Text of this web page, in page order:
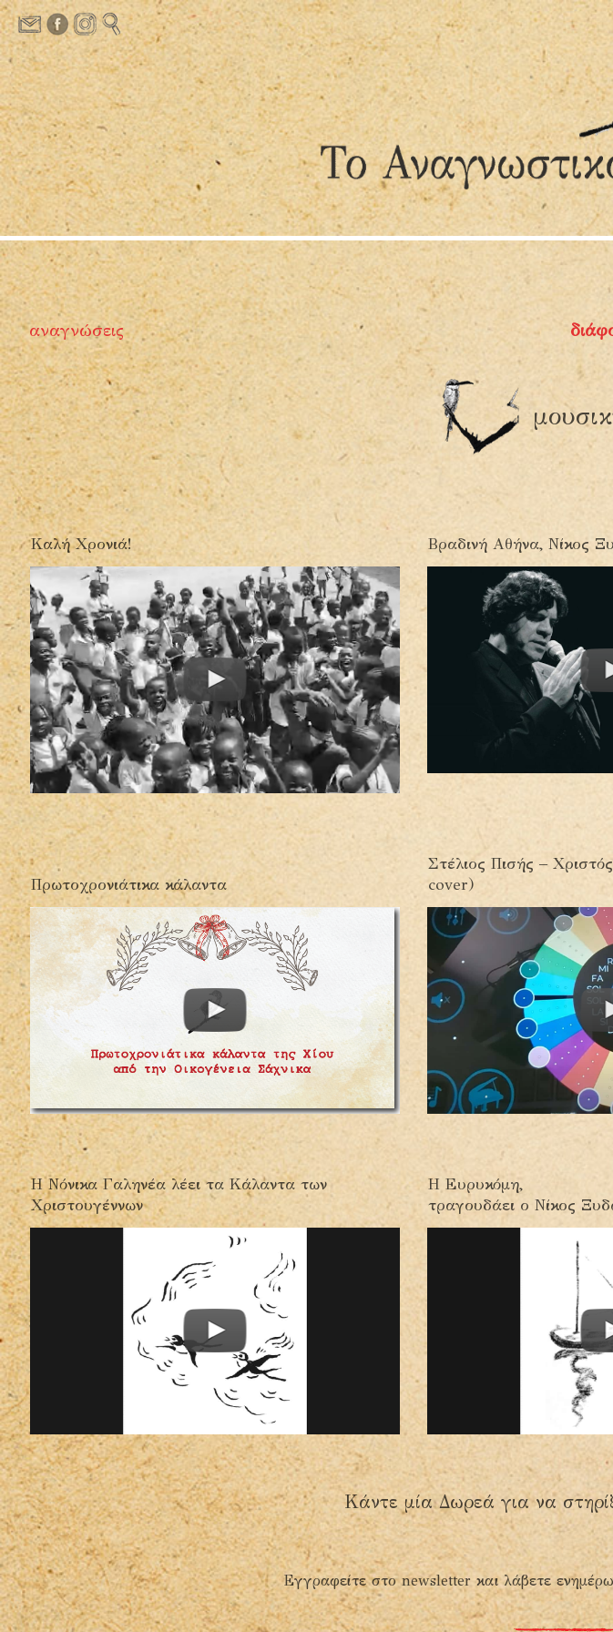
αναγνώσεις
Καλή Χρονιά! Βραδινή Αθήνα, Νίκος
Πρωτοχρονιάτικα κάλαντα
Στέλιος Πισής –
cover)
Η Νόνικα Γαληνέα λέει τα Κάλαντα των
Χριστουγέννων
Η Ευρυκόμη,
τραγουδάει ο Νίκος
Κάντε μία Δωρεά για να
Εγγραφείτε στο newsletter και λάβετε